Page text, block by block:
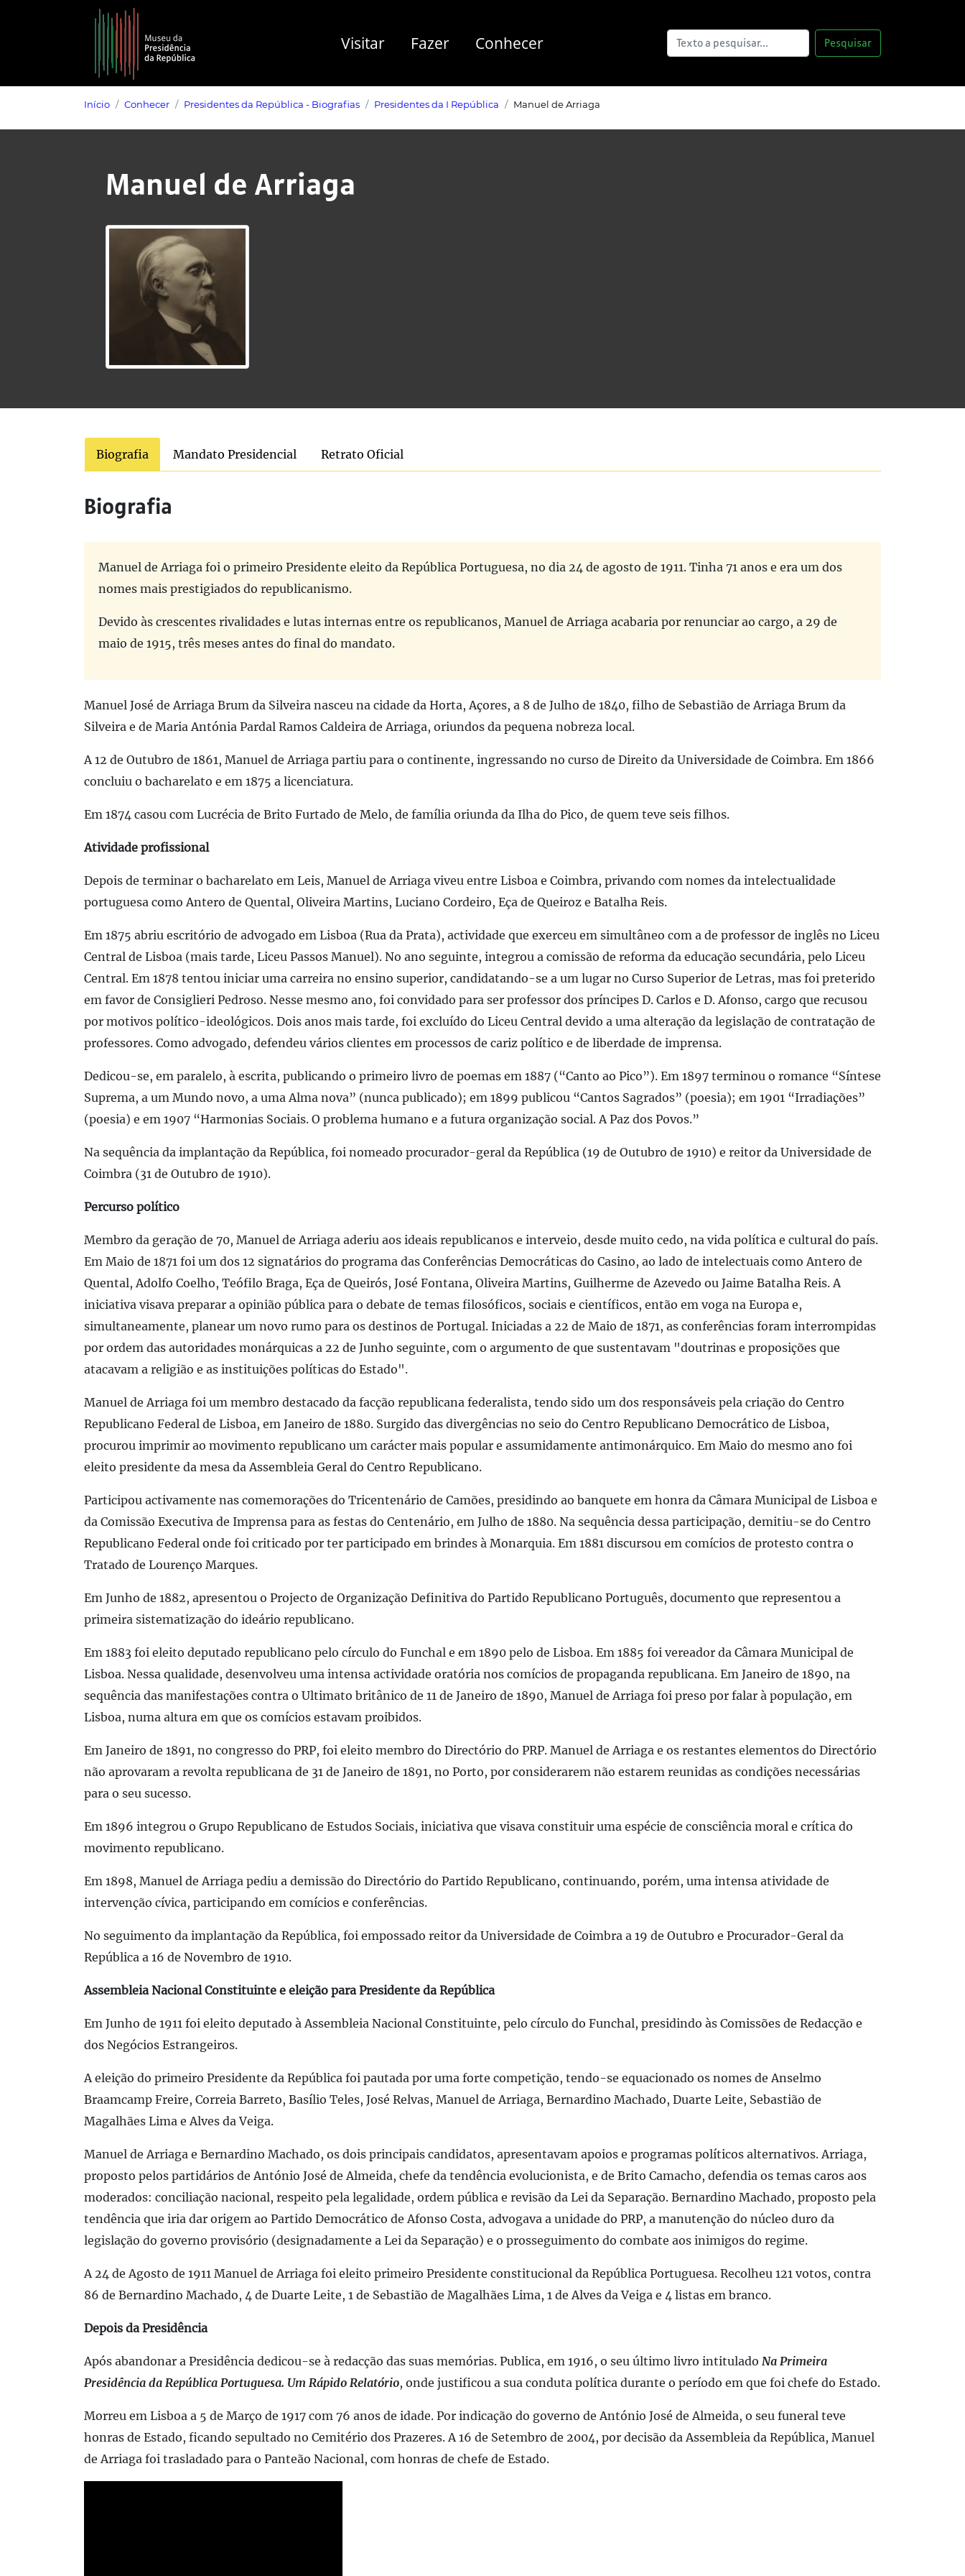
Saltar para o conteúdo principal
Visitar Fazer Conhecer Pesquisar
Início Conhecer Presidentes da República - Biografias Presidentes da I República Manuel de Arriaga
Manuel de Arriaga
Biografia Mandato Presidencial Retrato Oficial
Biografia
Manuel de Arriaga foi o primeiro Presidente eleito da República Portuguesa, no dia 24 de agosto de 1911. Tinha 71 anos e era um dos
nomes mais prestigiados do republicanismo.
Devido às crescentes rivalidades e lutas internas entre os republicanos, Manuel de Arriaga acabaria por renunciar ao cargo, a 29 de
maio de 1915, três meses antes do final do mandato.
Manuel José de Arriaga Brum da Silveira nasceu na cidade da Horta, Açores, a 8 de Julho de 1840, filho de Sebastião de Arriaga Brum da
Silveira e de Maria Antónia Pardal Ramos Caldeira de Arriaga, oriundos da pequena nobreza local.
A 12 de Outubro de 1861, Manuel de Arriaga partiu para o continente, ingressando no curso de Direito da Universidade de Coimbra. Em 1866
concluiu o bacharelato e em 1875 a licenciatura.
Em 1874 casou com Lucrécia de Brito Furtado de Melo, de família oriunda da Ilha do Pico, de quem teve seis filhos.
Atividade profissional
Depois de terminar o bacharelato em Leis, Manuel de Arriaga viveu entre Lisboa e Coimbra, privando com nomes da intelectualidade
portuguesa como Antero de Quental, Oliveira Martins, Luciano Cordeiro, Eça de Queiroz e Batalha Reis.
Em 1875 abriu escritório de advogado em Lisboa (Rua da Prata), actividade que exerceu em simultâneo com a de professor de inglês no Liceu
Central de Lisboa (mais tarde, Liceu Passos Manuel). No ano seguinte, integrou a comissão de reforma da educação secundária, pelo Liceu
Central. Em 1878 tentou iniciar uma carreira no ensino superior, candidatando-se a um lugar no Curso Superior de Letras, mas foi preterido
em favor de Consiglieri Pedroso. Nesse mesmo ano, foi convidado para ser professor dos príncipes D. Carlos e D. Afonso, cargo que recusou
por motivos político-ideológicos. Dois anos mais tarde, foi excluído do Liceu Central devido a uma alteração da legislação de contratação de
professores. Como advogado, defendeu vários clientes em processos de cariz político e de liberdade de imprensa.
Dedicou-se, em paralelo, à escrita, publicando o primeiro livro de poemas em 1887 (“Canto ao Pico”). Em 1897 terminou o romance “Síntese
Suprema, a um Mundo novo, a uma Alma nova” (nunca publicado); em 1899 publicou “Cantos Sagrados” (poesia); em 1901 “Irradiações”
(poesia) e em 1907 “Harmonias Sociais. O problema humano e a futura organização social. A Paz dos Povos.”
Na sequência da implantação da República, foi nomeado procurador-geral da República (19 de Outubro de 1910) e reitor da Universidade de
Coimbra (31 de Outubro de 1910).
Percurso político
Membro da geração de 70, Manuel de Arriaga aderiu aos ideais republicanos e interveio, desde muito cedo, na vida política e cultural do país.
Em Maio de 1871 foi um dos 12 signatários do programa das Conferências Democráticas do Casino, ao lado de intelectuais como Antero de
Quental, Adolfo Coelho, Teófilo Braga, Eça de Queirós, José Fontana, Oliveira Martins, Guilherme de Azevedo ou Jaime Batalha Reis. A
iniciativa visava preparar a opinião pública para o debate de temas filosóficos, sociais e científicos, então em voga na Europa e,
simultaneamente, planear um novo rumo para os destinos de Portugal. Iniciadas a 22 de Maio de 1871, as conferências foram interrompidas
por ordem das autoridades monárquicas a 22 de Junho seguinte, com o argumento de que sustentavam "doutrinas e proposições que
atacavam a religião e as instituições políticas do Estado".
Manuel de Arriaga foi um membro destacado da facção republicana federalista, tendo sido um dos responsáveis pela criação do Centro
Republicano Federal de Lisboa, em Janeiro de 1880. Surgido das divergências no seio do Centro Republicano Democrático de Lisboa,
procurou imprimir ao movimento republicano um carácter mais popular e assumidamente antimonárquico. Em Maio do mesmo ano foi
eleito presidente da mesa da Assembleia Geral do Centro Republicano.
Participou activamente nas comemorações do Tricentenário de Camões, presidindo ao banquete em honra da Câmara Municipal de Lisboa e
da Comissão Executiva de Imprensa para as festas do Centenário, em Julho de 1880. Na sequência dessa participação, demitiu-se do Centro
Republicano Federal onde foi criticado por ter participado em brindes à Monarquia. Em 1881 discursou em comícios de protesto contra o
Tratado de Lourenço Marques.
Em Junho de 1882, apresentou o Projecto de Organização Definitiva do Partido Republicano Português, documento que representou a
primeira sistematização do ideário republicano.
Em 1883 foi eleito deputado republicano pelo círculo do Funchal e em 1890 pelo de Lisboa. Em 1885 foi vereador da Câmara Municipal de
Lisboa. Nessa qualidade, desenvolveu uma intensa actividade oratória nos comícios de propaganda republicana. Em Janeiro de 1890, na
sequência das manifestações contra o Ultimato britânico de 11 de Janeiro de 1890, Manuel de Arriaga foi preso por falar à população, em
Lisboa, numa altura em que os comícios estavam proibidos.
Em Janeiro de 1891, no congresso do PRP, foi eleito membro do Directório do PRP. Manuel de Arriaga e os restantes elementos do Directório
não aprovaram a revolta republicana de 31 de Janeiro de 1891, no Porto, por considerarem não estarem reunidas as condições necessárias
para o seu sucesso.
Em 1896 integrou o Grupo Republicano de Estudos Sociais, iniciativa que visava constituir uma espécie de consciência moral e crítica do
movimento republicano.
Em 1898, Manuel de Arriaga pediu a demissão do Directório do Partido Republicano, continuando, porém, uma intensa atividade de
intervenção cívica, participando em comícios e conferências.
No seguimento da implantação da República, foi empossado reitor da Universidade de Coimbra a 19 de Outubro e Procurador-Geral da
República a 16 de Novembro de 1910.
Assembleia Nacional Constituinte e eleição para Presidente da República
Em Junho de 1911 foi eleito deputado à Assembleia Nacional Constituinte, pelo círculo do Funchal, presidindo às Comissões de Redacção e
dos Negócios Estrangeiros.
A eleição do primeiro Presidente da República foi pautada por uma forte competição, tendo-se equacionado os nomes de Anselmo
Braamcamp Freire, Correia Barreto, Basílio Teles, José Relvas, Manuel de Arriaga, Bernardino Machado, Duarte Leite, Sebastião de
Magalhães Lima e Alves da Veiga.
Manuel de Arriaga e Bernardino Machado, os dois principais candidatos, apresentavam apoios e programas políticos alternativos. Arriaga,
proposto pelos partidários de António José de Almeida, chefe da tendência evolucionista, e de Brito Camacho, defendia os temas caros aos
moderados: conciliação nacional, respeito pela legalidade, ordem pública e revisão da Lei da Separação. Bernardino Machado, proposto pela
tendência que iria dar origem ao Partido Democrático de Afonso Costa, advogava a unidade do PRP, a manutenção do núcleo duro da
legislação do governo provisório (designadamente a Lei da Separação) e o prosseguimento do combate aos inimigos do regime.
A 24 de Agosto de 1911 Manuel de Arriaga foi eleito primeiro Presidente constitucional da República Portuguesa. Recolheu 121 votos, contra
86 de Bernardino Machado, 4 de Duarte Leite, 1 de Sebastião de Magalhães Lima, 1 de Alves da Veiga e 4 listas em branco.
Depois da Presidência
Após abandonar a Presidência dedicou-se à redacção das suas memórias. Publica, em 1916, o seu último livro intitulado Na Primeira
Presidência da República Portuguesa. Um Rápido Relatório, onde justificou a sua conduta política durante o período em que foi chefe do Estado.
Morreu em Lisboa a 5 de Março de 1917 com 76 anos de idade. Por indicação do governo de António José de Almeida, o seu funeral teve
honras de Estado, ficando sepultado no Cemitério dos Prazeres. A 16 de Setembro de 2004, por decisão da Assembleia da República, Manuel
de Arriaga foi trasladado para o Panteão Nacional, com honras de chefe de Estado.